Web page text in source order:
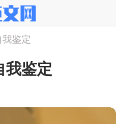
我鉴定
我鉴定